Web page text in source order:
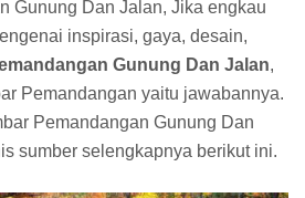
Gunung Dan Jalan, Jika engkau
inspirasi, gaya, desain,
Gunung Dan Jalan,
Pemandangan yaitu jawabannya.
Pemandangan Gunung Dan
sumber selengkapnya berikut ini.